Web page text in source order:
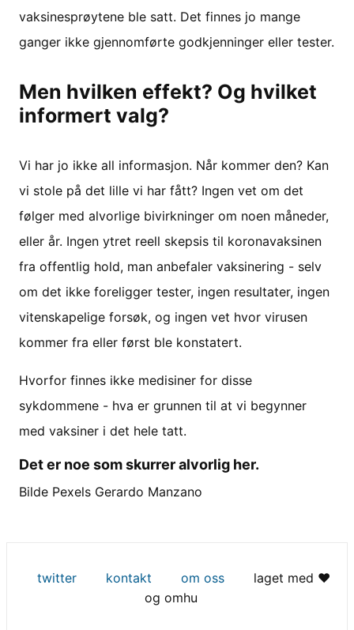
vaksinesprøytene ble satt. Det finnes jo mange
ganger ikke gjennomførte godkjenninger eller tester.
Men hvilken effekt? Og hvilket
informert valg?
Vi har jo ikke all informasjon. Når kommer den? Kan
vi stole på det lille vi har fått? Ingen vet om det
følger med alvorlige bivirkninger om noen måneder,
eller år. Ingen ytret reell skepsis til koronavaksinen
fra offentlig hold, man anbefaler vaksinering - selv
om det ikke foreligger tester, ingen resultater, ingen
vitenskapelige forsøk, og ingen vet hvor virusen
kommer fra eller først ble konstatert.
Hvorfor finnes ikke medisiner for disse
sykdommene - hva er grunnen til at vi begynner
med vaksiner i det hele tatt.
Det er noe som skurrer alvorlig her.
Bilde Pexels Gerardo Manzano
twitter kontakt om oss
laget med ♥
og omhu